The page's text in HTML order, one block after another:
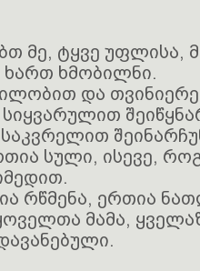
მე, ტყვე უფლისა,
ხმობილნი.
და
სული, ისევე,
რწმენა, ერთია
მამა,